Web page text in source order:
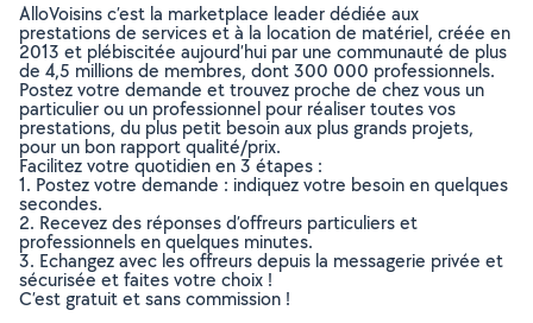
AlloVoisins c’est la marketplace leader dédiée aux
prestations de services et à la location de matériel, créée en
2013 et plébiscitée aujourd’hui par une communauté de plus
de 4,5 millions de membres, dont 300 000 professionnels.
Postez votre demande et trouvez proche de chez vous un
particulier ou un professionnel pour réaliser toutes vos
prestations, du plus petit besoin aux plus grands projets,
pour un bon rapport qualité/prix.
Facilitez votre quotidien en 3 étapes :
1. Postez votre demande : indiquez votre besoin en quelques
secondes.
2. Recevez des réponses d’offreurs particuliers et
professionnels en quelques minutes.
3. Echangez avec les offreurs depuis la messagerie privée et
sécurisée et faites votre choix !
C’est gratuit et sans commission !